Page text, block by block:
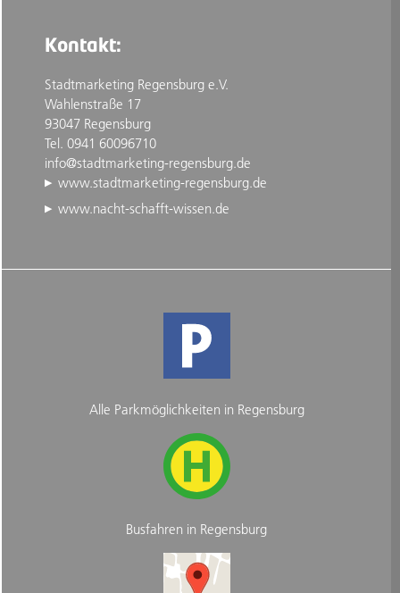
Kontakt:
Stadtmarketing Regensburg e.V.
Wahlenstraße 17
93047 Regensburg
Tel. 0941 60096710
info@stadtmarketing-regensburg.de
www.stadtmarketing-regensburg.de
www.nacht-schafft-wissen.de
Alle Parkmöglichkeiten in Regensburg
Busfahren in Regensburg